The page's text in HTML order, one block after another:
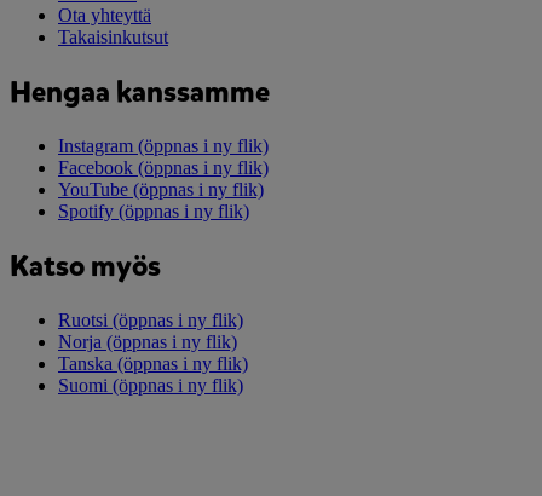
Ota yhteyttä
Takaisinkutsut
Hengaa kanssamme
Instagram (öppnas i ny flik)
Facebook (öppnas i ny flik)
YouTube (öppnas i ny flik)
Spotify (öppnas i ny flik)
Katso myös
Ruotsi (öppnas i ny flik)
Norja (öppnas i ny flik)
Tanska (öppnas i ny flik)
Suomi (öppnas i ny flik)